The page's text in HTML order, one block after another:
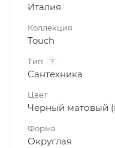
Италия
Коллекция
Touch
Тип ?
Сантехника
Цвет
Черный матовый
Форма
Округлая